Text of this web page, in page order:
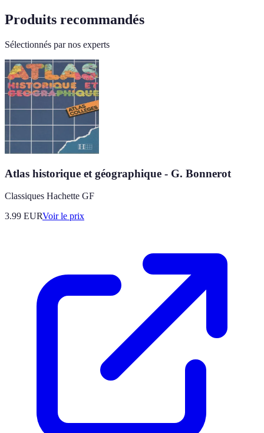
Produits recommandés
Sélectionnés par nos experts
Atlas historique et géographique - G. Bonnerot
Classiques Hachette GF
3.99 EURVoir le prix